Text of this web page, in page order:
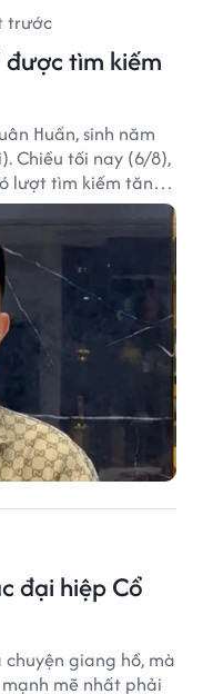
trước
được tìm kiếm
Huấn, sinh năm
Chiều tối nay (6/8),
lượt tìm kiếm tăng
đại hiệp Cổ
chuyện giang hồ, mà
mẽ nhất phải